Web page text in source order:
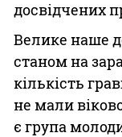
досвідчених
Велике наше
станом на
кількість
не мали
є група